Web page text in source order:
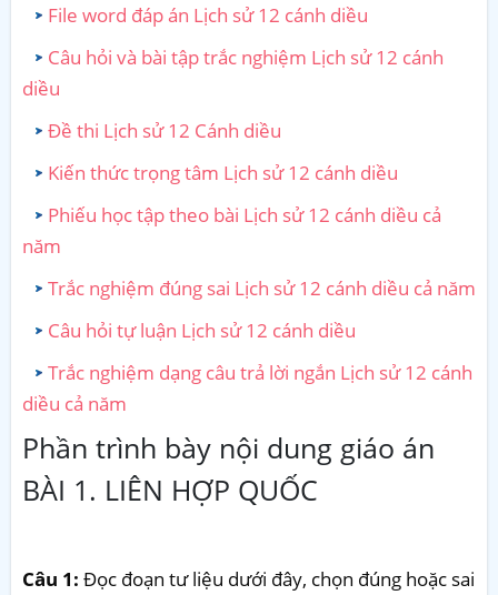
File word đáp án Lịch sử 12 cánh diều
Câu hỏi và bài tập trắc nghiệm Lịch sử 12 cánh
diều
Đề thi Lịch sử 12 Cánh diều
Kiến thức trọng tâm Lịch sử 12 cánh diều
Phiếu học tập theo bài Lịch sử 12 cánh diều cả
năm
Trắc nghiệm đúng sai Lịch sử 12 cánh diều cả năm
Câu hỏi tự luận Lịch sử 12 cánh diều
Trắc nghiệm dạng câu trả lời ngắn Lịch sử 12 cánh
diều cả năm
Phần trình bày nội dung giáo án
BÀI 1. LIÊN HỢP QUỐC
Câu 1: Đọc đoạn tư liệu dưới đây, chọn đúng hoặc sai